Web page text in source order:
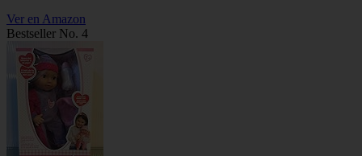
Ver en Amazon
Bestseller No. 4